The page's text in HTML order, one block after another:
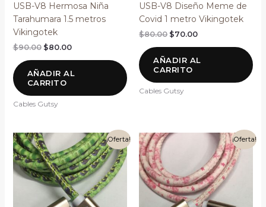
USB-V8 Hermosa Niña
Tarahumara 1.5 metros
Vikingotek
$90.00 $80.00
AÑADIR AL
CARRITO
Cables Gutsy
USB-V8 Diseño Meme de
Covid 1 metro Vikingotek
$80.00 $70.00
AÑADIR AL
CARRITO
Cables Gutsy
¡Oferta!
El
precio
original
era:
$90.00.
precio
actual
es:
$80.00.
¡Oferta!
El
$80.00.
precio
actual
es:
$70.00.